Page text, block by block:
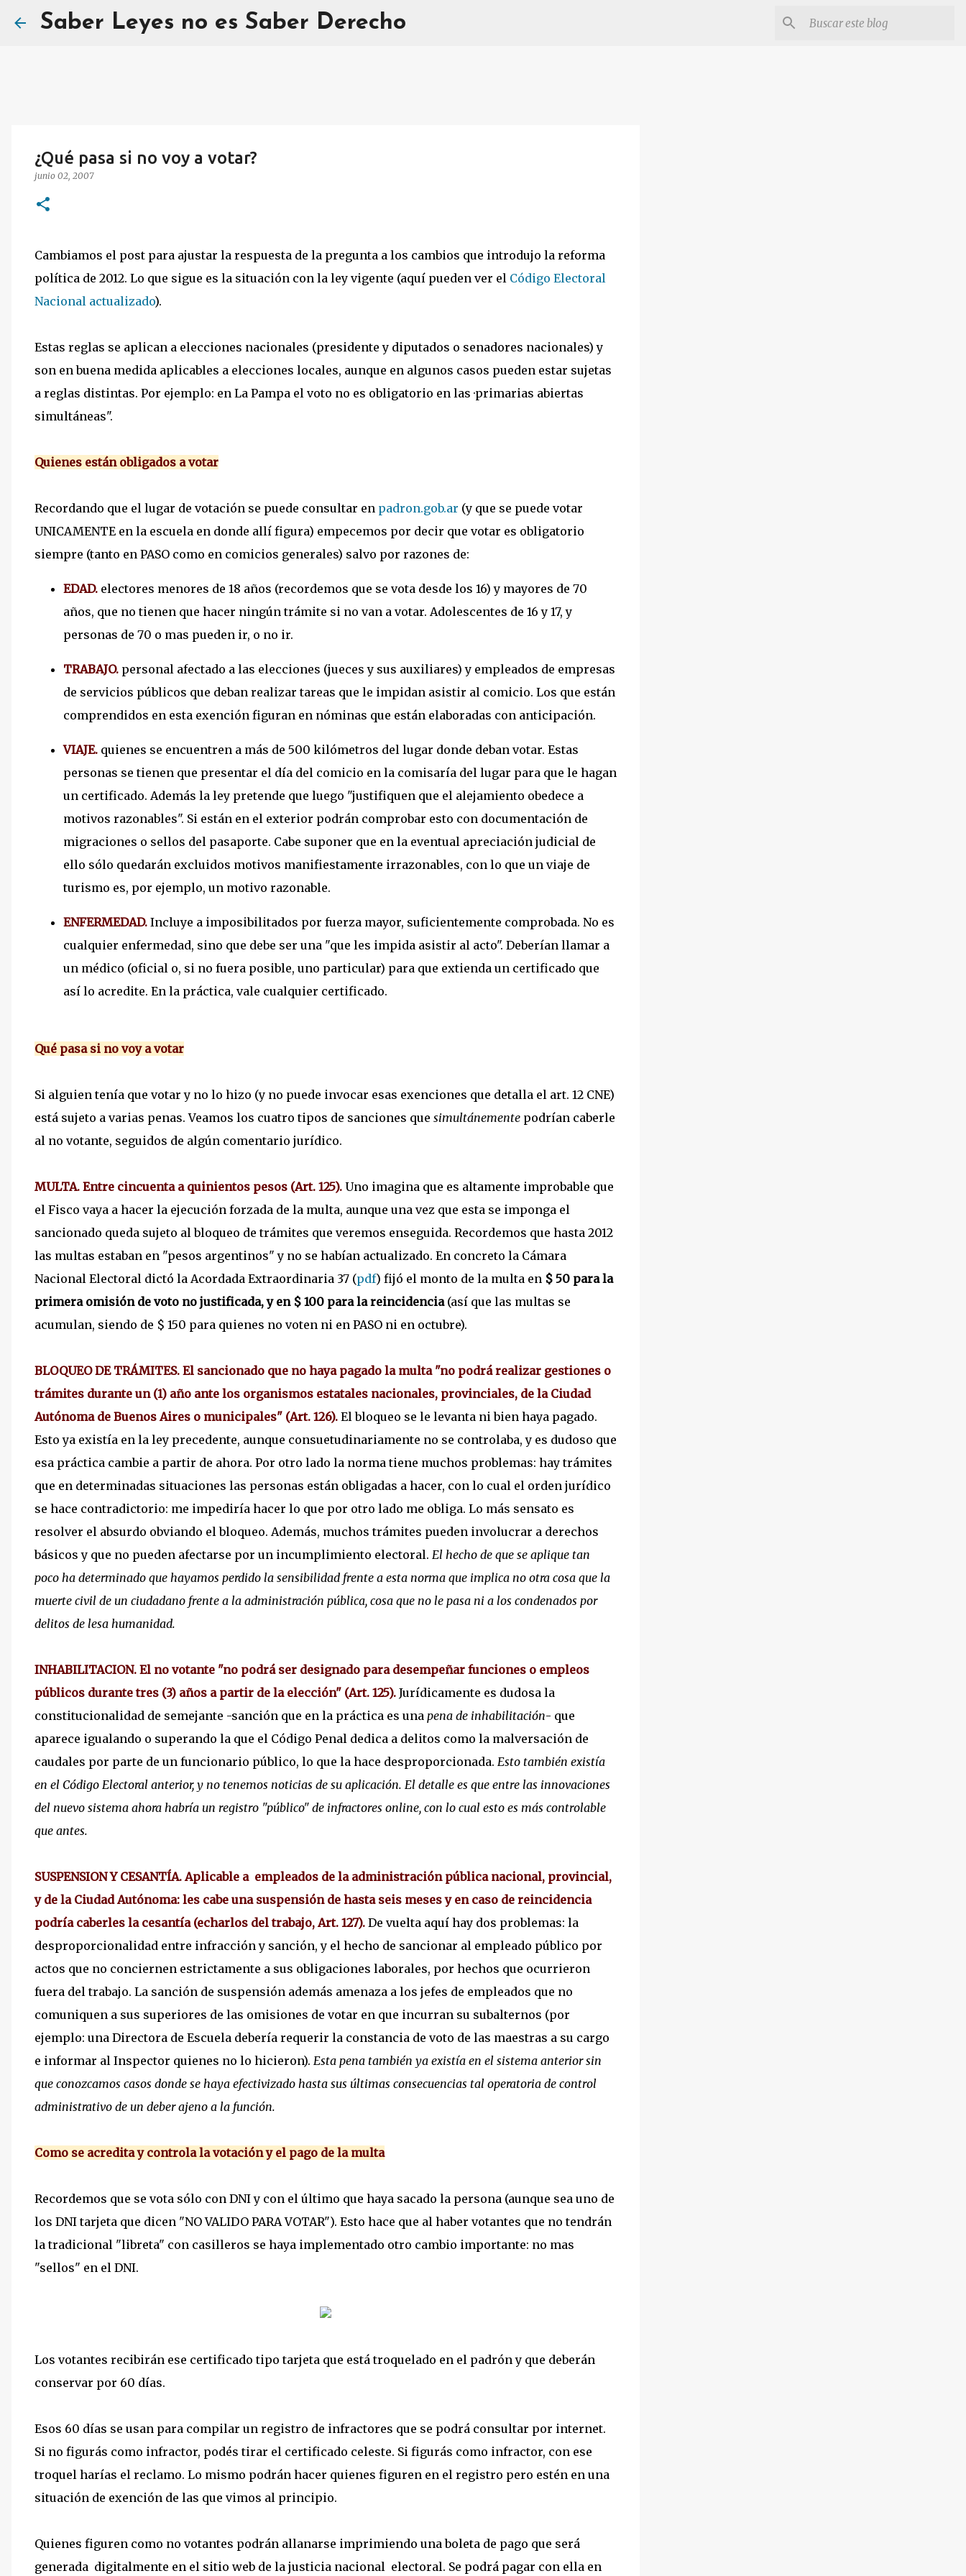
Saber Leyes no es Saber Derecho
¿Qué pasa si no voy a votar?
junio 02, 2007
Cambiamos el post para ajustar la respuesta de la pregunta a los cambios que introdujo la reforma
política de 2012. Lo que sigue es la situación con la ley vigente (aquí pueden ver el Código Electoral
Nacional actualizado).
Estas reglas se aplican a elecciones nacionales (presidente y diputados o senadores nacionales) y
son en buena medida aplicables a elecciones locales, aunque en algunos casos pueden estar sujetas
a reglas distintas. Por ejemplo: en La Pampa el voto no es obligatorio en las ·primarias abiertas
simultáneas".
Quienes están obligados a votar
Recordando que el lugar de votación se puede consultar en padron.gob.ar (y que se puede votar
UNICAMENTE en la escuela en donde allí figura) empecemos por decir que votar es obligatorio
siempre (tanto en PASO como en comicios generales) salvo por razones de:
EDAD. electores menores de 18 años (recordemos que se vota desde los 16) y mayores de 70
años, que no tienen que hacer ningún trámite si no van a votar. Adolescentes de 16 y 17, y
personas de 70 o mas pueden ir, o no ir.
TRABAJO. personal afectado a las elecciones (jueces y sus auxiliares) y empleados de empresas
de servicios públicos que deban realizar tareas que le impidan asistir al comicio. Los que están
comprendidos en esta exención figuran en nóminas que están elaboradas con anticipación.
VIAJE. quienes se encuentren a más de 500 kilómetros del lugar donde deban votar. Estas
personas se tienen que presentar el día del comicio en la comisaría del lugar para que le hagan
un certificado. Además la ley pretende que luego "justifiquen que el alejamiento obedece a
motivos razonables". Si están en el exterior podrán comprobar esto con documentación de
migraciones o sellos del pasaporte. Cabe suponer que en la eventual apreciación judicial de
ello sólo quedarán excluidos motivos manifiestamente irrazonables, con lo que un viaje de
turismo es, por ejemplo, un motivo razonable.
ENFERMEDAD. Incluye a imposibilitados por fuerza mayor, suficientemente comprobada. No es
cualquier enfermedad, sino que debe ser una "que les impida asistir al acto". Deberían llamar a
un médico (oficial o, si no fuera posible, uno particular) para que extienda un certificado que
así lo acredite. En la práctica, vale cualquier certificado.
Qué pasa si no voy a votar
Si alguien tenía que votar y no lo hizo (y no puede invocar esas exenciones que detalla el art. 12 CNE)
está sujeto a varias penas. Veamos los cuatro tipos de sanciones que simultánemente podrían caberle
al no votante, seguidos de algún comentario jurídico.
MULTA. Entre cincuenta a quinientos pesos (Art. 125). Uno imagina que es altamente improbable que
el Fisco vaya a hacer la ejecución forzada de la multa, aunque una vez que esta se imponga el
sancionado queda sujeto al bloqueo de trámites que veremos enseguida. Recordemos que hasta 2012
las multas estaban en "pesos argentinos" y no se habían actualizado. En concreto la Cámara
Nacional Electoral dictó la Acordada Extraordinaria 37 (pdf) fijó el monto de la multa en $ 50 para la
primera omisión de voto no justificada, y en $ 100 para la reincidencia (así que las multas se
acumulan, siendo de $ 150 para quienes no voten ni en PASO ni en octubre).
BLOQUEO DE TRÁMITES. El sancionado que no haya pagado la multa "no podrá realizar gestiones o
trámites durante un (1) año ante los organismos estatales nacionales, provinciales, de la Ciudad
Autónoma de Buenos Aires o municipales" (Art. 126). El bloqueo se le levanta ni bien haya pagado.
Esto ya existía en la ley precedente, aunque consuetudinariamente no se controlaba, y es dudoso que
esa práctica cambie a partir de ahora. Por otro lado la norma tiene muchos problemas: hay trámites
que en determinadas situaciones las personas están obligadas a hacer, con lo cual el orden jurídico
se hace contradictorio: me impediría hacer lo que por otro lado me obliga. Lo más sensato es
resolver el absurdo obviando el bloqueo. Además, muchos trámites pueden involucrar a derechos
básicos y que no pueden afectarse por un incumplimiento electoral. El hecho de que se aplique tan
poco ha determinado que hayamos perdido la sensibilidad frente a esta norma que implica no otra cosa que la
muerte civil de un ciudadano frente a la administración pública, cosa que no le pasa ni a los condenados por
delitos de lesa humanidad.
INHABILITACION. El no votante "no podrá ser designado para desempeñar funciones o empleos
públicos durante tres (3) años a partir de la elección" (Art. 125). Jurídicamente es dudosa la
constitucionalidad de semejante -sanción que en la práctica es una pena de inhabilitación- que
aparece igualando o superando la que el Código Penal dedica a delitos como la malversación de
caudales por parte de un funcionario público, lo que la hace desproporcionada. Esto también existía
en el Código Electoral anterior, y no tenemos noticias de su aplicación. El detalle es que entre las innovaciones
del nuevo sistema ahora habría un registro "público" de infractores online, con lo cual esto es más controlable
que antes.
SUSPENSION Y CESANTÍA. Aplicable a empleados de la administración pública nacional, provincial,
y de la Ciudad Autónoma: les cabe una suspensión de hasta seis meses y en caso de reincidencia
podría caberles la cesantía (echarlos del trabajo, Art. 127). De vuelta aquí hay dos problemas: la
desproporcionalidad entre infracción y sanción, y el hecho de sancionar al empleado público por
actos que no conciernen estrictamente a sus obligaciones laborales, por hechos que ocurrieron
fuera del trabajo. La sanción de suspensión además amenaza a los jefes de empleados que no
comuniquen a sus superiores de las omisiones de votar en que incurran su subalternos (por
ejemplo: una Directora de Escuela debería requerir la constancia de voto de las maestras a su cargo
e informar al Inspector quienes no lo hicieron). Esta pena también ya existía en el sistema anterior sin
que conozcamos casos donde se haya efectivizado hasta sus últimas consecuencias tal operatoria de control
administrativo de un deber ajeno a la función.
Como se acredita y controla la votación y el pago de la multa
Recordemos que se vota sólo con DNI y con el último que haya sacado la persona (aunque sea uno de
los DNI tarjeta que dicen "NO VALIDO PARA VOTAR"). Esto hace que al haber votantes que no tendrán
la tradicional "libreta" con casilleros se haya implementado otro cambio importante: no mas
"sellos" en el DNI.
Los votantes recibirán ese certificado tipo tarjeta que está troquelado en el padrón y que deberán
conservar por 60 días.
Esos 60 días se usan para compilar un registro de infractores que se podrá consultar por internet.
Si no figurás como infractor, podés tirar el certificado celeste. Si figurás como infractor, con ese
troquel harías el reclamo. Lo mismo podrán hacer quienes figuren en el registro pero estén en una
situación de exención de las que vimos al principio.
Quienes figuren como no votantes podrán allanarse imprimiendo una boleta de pago que será
generada digitalmente en el sitio web de la justicia nacional electoral. Se podrá pagar con ella en